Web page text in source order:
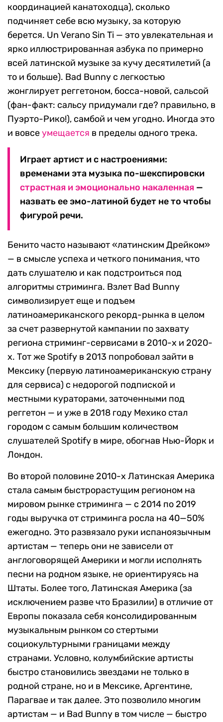
координацией канатоходца), сколько
подчиняет себе всю музыку, за которую
берется. Un Verano Sin Ti — это увлекательная и
ярко иллюстрированная азбука по примерно
всей латинской музыке за кучу десятилетий (а
то и больше). Bad Bunny с легкостью
жонглирует реггетоном, босса-новой, сальсой
(фан-факт: сальсу придумали где? правильно, в
Пуэрто-Рико!), самбой и чем угодно. Иногда это
и вовсеумещается в пределы одного трека.
Играет артист и с настроениями:
временами эта музыка по-шекспировски
страстная и эмоционально накаленная —
назвать ее эмо-латиной будет не то чтобы
фигурой речи.
Бенито часто называют «латинским Дрейком»
— в смысле успеха и четкого понимания, что
дать слушателю и как подстроиться под
алгоритмы стриминга. Взлет Bad Bunny
символизирует еще и подъем
латиноамериканского рекорд-рынка в целом
за счет развернутой кампании по захвату
региона стриминг-сервисами в 2010-х и 2020-
х. Тот же Spotify в 2013 попробовал зайти в
Мексику (первую латиноамериканскую страну
для сервиса) с недорогой подпиской и
местными кураторами, заточенными под
реггетон — и уже в 2018 году Мехико стал
городом с самым большим количеством
слушателей Spotify в мире, обогнав Нью-Йорк и
Лондон.
Во второй половине 2010-х Латинская Америка
стала самым быстрорастущим регионом на
мировом рынке стриминга — с 2014 по 2019
годы выручка от стриминга росла на 40—50%
ежегодно. Это развязало руки испаноязычным
артистам — теперь они не зависели от
англоговорящей Америки и могли исполнять
песни на родном языке, не ориентируясь на
Штаты. Более того, Латинская Америка (за
исключением разве что Бразилии) в отличие от
Европы показала себя консолидированным
музыкальным рынком со стертыми
социокультурными границами между
странами. Условно, колумбийские артисты
быстро становились звездами не только в
родной стране, но и в Мексике, Аргентине,
Парагвае и так далее. Это позволило многим
артистам — и Bad Bunny в том числе — быстро